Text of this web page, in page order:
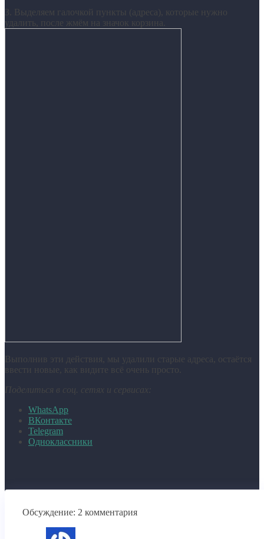
3. Выделяем галочкой пункты (адреса), которые нужно
удалить, после жмём на значок корзина.
Выполнив эти действия, мы удалили старые адреса, остаётся
ввести новые, как видите всё очень просто.
Поделиться в соц. сетях и сервисах:
WhatsApp
ВКонтакте
Telegram
Одноклассники
Обсуждение: 2 комментария